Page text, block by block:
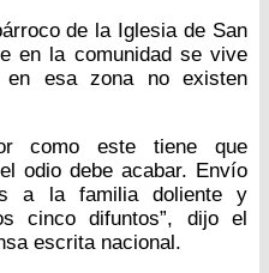
de la Iglesia de San
en la comunidad se vive
en esa zona no existen
como este tiene que
odio debe acabar. Envío
a la familia doliente y
cinco difuntos”, dijo el
escrita nacional.